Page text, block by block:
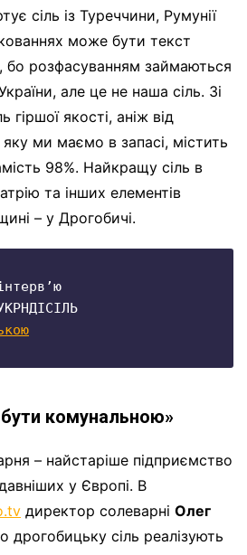
сіль із Туреччини, Румунії
може бути текст
розфасуванням займаються
але це не наша сіль. Зі
гіршої якості, аніж від
яку ми маємо в запасі, містить
98%. Найкращу сіль в
та інших елементів
– у Дрогобичі.
комунальною»
– найстаріше підприємство
у Європі. В
директор солеварні Олег
дрогобицьку сіль реалізують